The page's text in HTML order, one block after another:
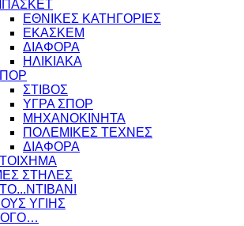
ΕΘΝΙΚΕΣ ΚΑΤΗΓΟΡΙΕΣ
ΕΚΑΣΚΕΜ
ΔΙΑΦΟΡΑ
ΗΛΙΚΙΑΚΑ
ΣΤΙΒΟΣ
ΥΓΡΑ ΣΠΟΡ
ΜΗΧΑΝΟΚΙΝΗΤΑ
ΠΟΛΕΜΙΚΕΣ ΤΕΧΝΕΣ
ΔΙΑΦΟΡΑ
ΣΤΗΛΕΣ
ΥΓΙΗΣ